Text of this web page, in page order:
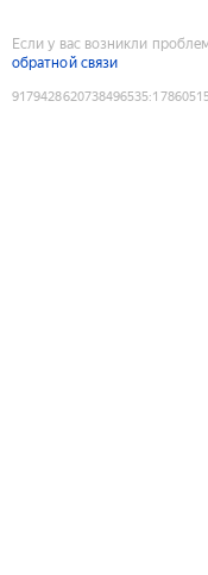
Если у вас возникли
обратной связи
9179428620738496535: